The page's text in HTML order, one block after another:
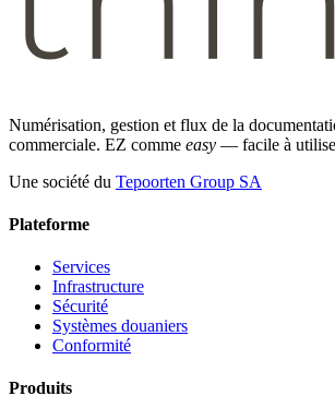
Numérisation, gestion et flux de la
commerciale. EZ comme easy — facile à
Une société du Tepoorten Group SA
Plateforme
Services
Infrastructure
Sécurité
Systèmes douaniers
Conformité
Produits